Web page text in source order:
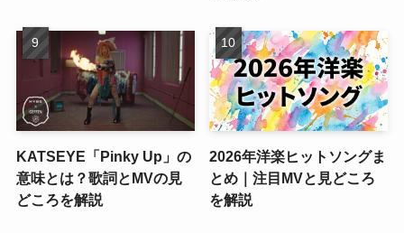
KATSEYE「Pinky Up」の
意味とは？歌詞とMVの見
どころを解説
2026年洋楽ヒットソングま
とめ｜注目MVと見どころ
を解説